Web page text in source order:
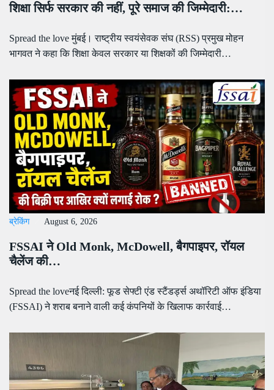
शिक्षा सिर्फ सरकार की नहीं, पूरे समाज की जिम्मेदारी:…
Spread the love मुंबई। राष्ट्रीय स्वयंसेवक संघ (RSS) प्रमुख मोहन
भागवत ने कहा कि शिक्षा केवल सरकार या शिक्षकों की जिम्मेदारी…
ब्रेकिंग August 6, 2026
FSSAI ने Old Monk, McDowell, बैगपाइपर, रॉयल
चैलेंज की…
Spread the loveनई दिल्ली: फूड सेफ्टी एंड स्टैंडर्ड्स अथॉरिटी ऑफ इंडिया
(FSSAI) ने शराब बनाने वाली कई कंपनियों के खिलाफ कार्रवाई…